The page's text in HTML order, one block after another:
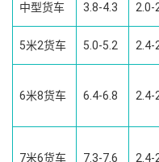
中型货车 3.8-4.3 2.0-
5米2货车 5.0-5.2 2.4-
6米8货车 6.4-6.8 2.4-
7米6货车 7.3-7.6 2.4-